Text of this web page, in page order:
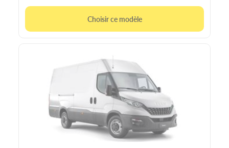
Choisir ce modèle